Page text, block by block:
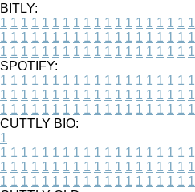
BITLY:
1 1 1 1 1 1 1 1 1 1 1 1 1 1 1 1 1 1 1
1 1 1 1 1 1 1 1 1 1 1 1 1 1 1 1 1 1 1
1 1 1 1 1 1 1 1 1 1 1 1 1 1 1 1 1 1 1
SPOTIFY:
1 1 1 1 1 1 1 1 1 1 1 1 1 1 1 1 1 1 1
1 1 1 1 1 1 1 1 1 1 1 1 1 1 1 1 1 1 1
1 1 1 1 1 1 1 1 1 1 1 1 1 1 1 1 1 1 1
CUTTLY BIO:
1
1 1 1 1 1 1 1 1 1 1 1 1 1 1 1 1 1 1 1
1 1 1 1 1 1 1 1 1 1 1 1 1 1 1 1 1 1 1
1 1 1 1 1 1 1 1 1 1 1 1 1 1 1 1 1 1 1